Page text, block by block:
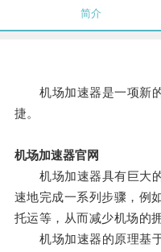
简介
机场加速器是一项新的
捷。
机场加速器官网
机场加速器具有巨大的
速地完成一系列步骤，例
托运等，从而减少机场的
机场加速器的原理基于